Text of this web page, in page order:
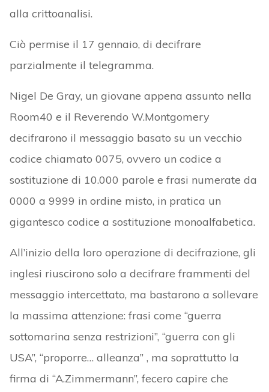
alla crittoanalisi.
Ciò permise il 17 gennaio, di decifrare
parzialmente il telegramma.
Nigel De Gray, un giovane appena assunto nella
Room40 e il Reverendo W.Montgomery
decifrarono il messaggio basato su un vecchio
codice chiamato 0075, ovvero un codice a
sostituzione di 10.000 parole e frasi numerate da
0000 a 9999 in ordine misto, in pratica un
gigantesco codice a sostituzione monoalfabetica.
All’inizio della loro operazione di decifrazione, gli
inglesi riuscirono solo a decifrare frammenti del
messaggio intercettato, ma bastarono a sollevare
la massima attenzione: frasi come “guerra
sottomarina senza restrizioni”, “guerra con gli
USA”, “proporre… alleanza” , ma soprattutto la
firma di “A.Zimmermann”, fecero capire che